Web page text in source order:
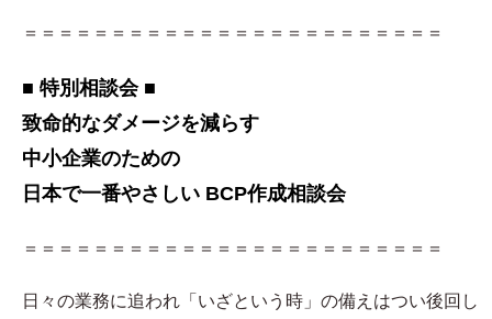
＝＝＝＝＝＝＝＝＝＝＝＝＝＝＝＝＝＝＝＝＝＝＝＝
■ 特別相談会 ■
致命的なダメージを減らす
中小企業のための
日本で一番やさしい BCP作成相談会
＝＝＝＝＝＝＝＝＝＝＝＝＝＝＝＝＝＝＝＝＝＝＝＝
日々の業務に追われ「いざという時」の備えはつい後回し